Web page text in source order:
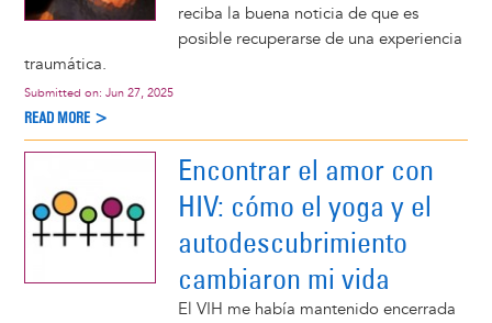
reciba la buena noticia de que es
posible recuperarse de una experiencia
traumática.
Submitted on: Jun 27, 2025
READ MORE >
Encontrar el amor con
HIV: cómo el yoga y el
autodescubrimiento
cambiaron mi vida
El VIH me había mantenido encerrada